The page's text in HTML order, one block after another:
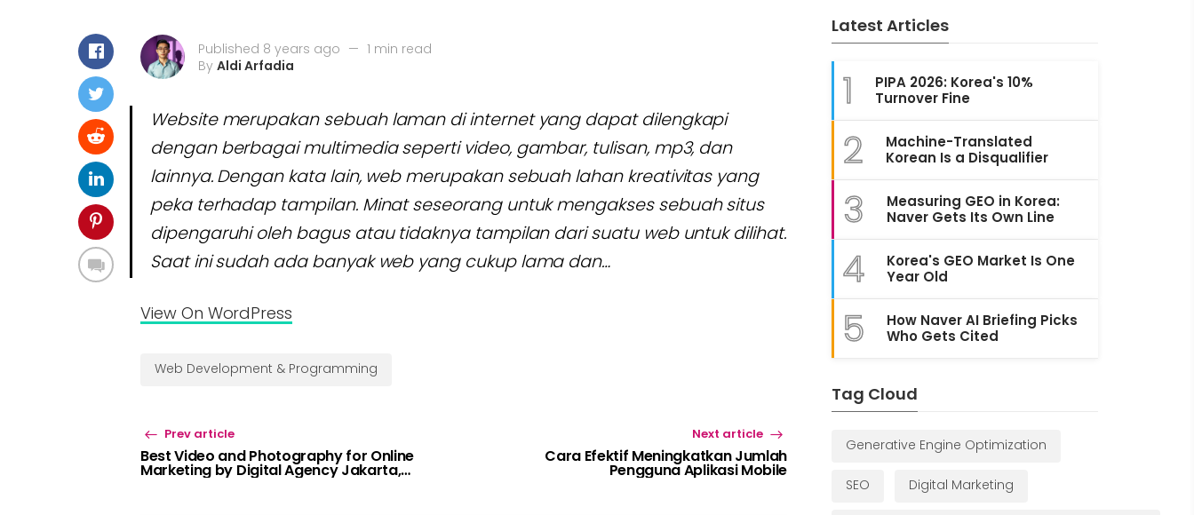
Published 8 years ago — 1 min read
By Aldi Arfadia
Website merupakan sebuah laman di internet yang dapat dilengkapi
dengan berbagai multimedia seperti video, gambar, tulisan, mp3, dan
lainnya. Dengan kata lain, web merupakan sebuah lahan kreativitas yang
peka terhadap tampilan. Minat seseorang untuk mengakses sebuah situs
dipengaruhi oleh bagus atau tidaknya tampilan dari suatu web untuk dilihat.
Saat ini sudah ada banyak web yang cukup lama dan…
View On WordPress
Web Development & Programming
Prev article
Best Video and Photography for Online
Marketing by Digital Agency Jakarta,
Indonesia
Next article
Cara Efektif Meningkatkan Jumlah
Pengguna Aplikasi Mobile
Latest Articles
1
PIPA 2026: Korea's 10%
Turnover Fine
2
Machine-Translated
Korean Is a Disqualifier
3
Measuring GEO in Korea:
Naver Gets Its Own Line
4
Korea's GEO Market Is One
Year Old
5
How Naver AI Briefing Picks
Who Gets Cited
Tag Cloud
Generative Engine Optimization
SEO Digital Marketing